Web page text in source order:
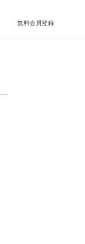
無料会員登録